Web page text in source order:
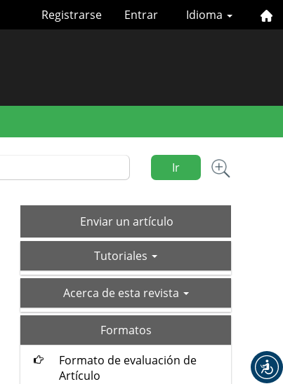
Idioma
Registrarse Entrar
Ir
Enviar
un
Enviar un artículo
Tutoriales
acerca-Acerca de esta revista
Formatos
Formato de evaluación de
Artículo